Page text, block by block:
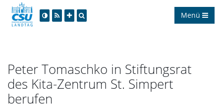
Menü
Peter Tomaschko in Stiftungsrat
des Kita-Zentrum St. Simpert
berufen